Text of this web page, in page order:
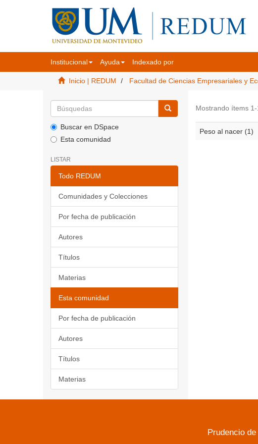
Institucional Ayuda Indexado por
Inicio | REDUM Facultad de Ciencias Empresariales y
Buscar en DSpace
Esta comunidad
LISTAR
Todo REDUM
Comunidades y Colecciones
Por fecha de publicación
Autores
Títulos
Materias
Esta comunidad
Por fecha de publicación
Autores
Títulos
Materias
Mostrando ítems 1-
Peso al nacer (1)
Prudencio